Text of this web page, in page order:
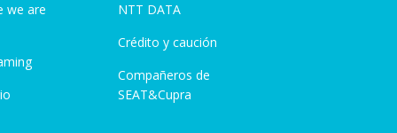
we are
NTT DATA
Crédito y caución
Compañeros de
SEAT&Cupra